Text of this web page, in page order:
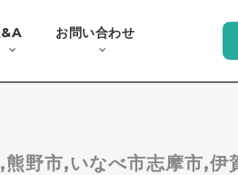
お問い合わせ
野市,いなべ市志摩市,伊